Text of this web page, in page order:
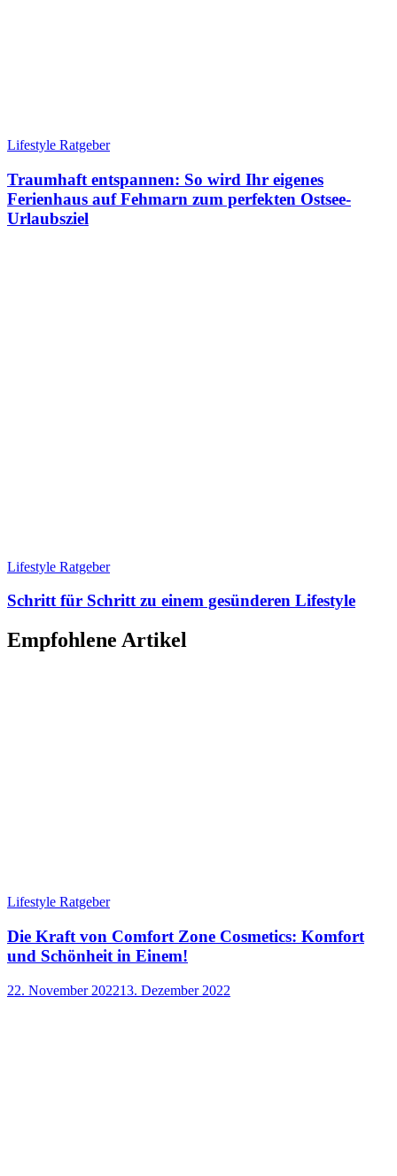
Lifestyle Ratgeber
Traumhaft entspannen: So wird Ihr eigenes
Ferienhaus auf Fehmarn zum perfekten Ostsee-
Urlaubsziel
Lifestyle Ratgeber
Schritt für Schritt zu einem gesünderen Lifestyle
Empfohlene Artikel
Lifestyle Ratgeber
Die Kraft von Comfort Zone Cosmetics: Komfort
und Schönheit in Einem!
22. November 202213. Dezember 2022